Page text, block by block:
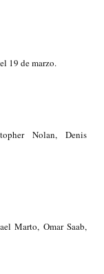
19 de marzo.
Nolan, Denis
Marto, Omar Saab,